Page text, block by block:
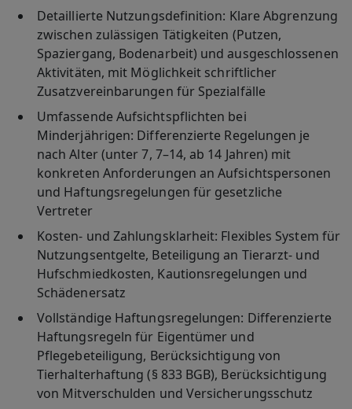
Detaillierte Nutzungsdefinition: Klare Abgrenzung
zwischen zulässigen Tätigkeiten (Putzen,
Spaziergang, Bodenarbeit) und ausgeschlossenen
Aktivitäten, mit Möglichkeit schriftlicher
Zusatzvereinbarungen für Spezialfälle
Umfassende Aufsichtspflichten bei
Minderjährigen: Differenzierte Regelungen je
nach Alter (unter 7, 7–14, ab 14 Jahren) mit
konkreten Anforderungen an Aufsichtspersonen
und Haftungsregelungen für gesetzliche
Vertreter
Kosten- und Zahlungsklarheit: Flexibles System für
Nutzungsentgelte, Beteiligung an Tierarzt- und
Hufschmiedkosten, Kautionsregelungen und
Schädenersatz
Vollständige Haftungsregelungen: Differenzierte
Haftungsregeln für Eigentümer und
Pflegebeteiligung, Berücksichtigung von
Tierhalterhaftung (§ 833 BGB), Berücksichtigung
von Mitverschulden und Versicherungsschutz